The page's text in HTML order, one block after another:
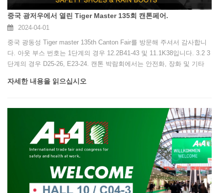
중국 광저우에서 열린 Tiger Master 135회 캔톤페어.
2024-04-01
중국 광동성 Tiger master 135th Canton Fair를 방문해 주셔서 감사합니
다. 아웃 부스 번호는 1단계의 경우 12.2B41-43 및 11.1K38입니다. 3.2 3
단계의 경우 D25-26, E23-24. 캔톤 박람회에서는 안전화, 장화 및 기타
자세한 내용을 읽으십시오